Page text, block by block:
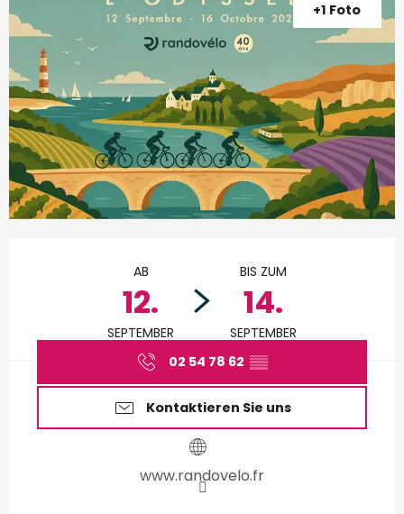
+1 Foto
Öffnungszeiten &
AB
12.
SEPTEMBER
BIS ZUM
14.
SEPTEMBER
02 54 78 62 ▒▒
Kontaktieren Sie uns
www.randovelo.fr